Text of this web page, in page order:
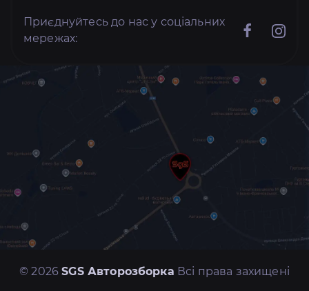
Приєднуйтесь до нас у соціальних
мережах:
© 2026SGS Авторозборка Всі права захищені